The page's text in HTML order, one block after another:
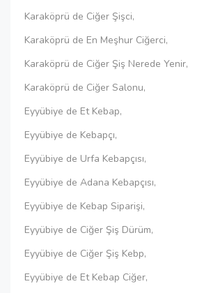
Karaköprü de Ciğer Şişci,
Karaköprü de En Meşhur Ciğerci,
Karaköprü de Ciğer Şiş Nerede Yenir,
Karaköprü de Ciğer Salonu,
Eyyübiye de Et Kebap,
Eyyübiye de Kebapçı,
Eyyübiye de Urfa Kebapçısı,
Eyyübiye de Adana Kebapçısı,
Eyyübiye de Kebap Siparişi,
Eyyübiye de Ciğer Şiş Dürüm,
Eyyübiye de Ciğer Şiş Kebp,
Eyyübiye de Et Kebap Ciğer,